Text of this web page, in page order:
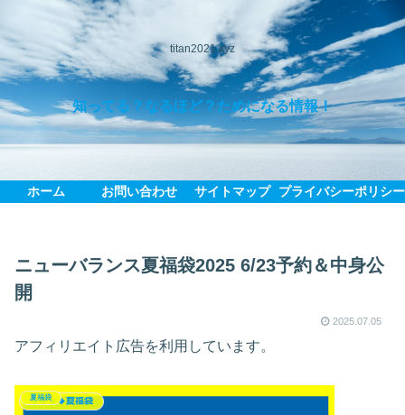
titan2021.xyz
知ってる？なるほど？ためになる情報！
ホーム お問い合わせ サイトマップ プライバシーポリシー
ニューバランス夏福袋2025 6/23予約＆中身公
開
2025.07.05
アフィリエイト広告を利用しています。
夏福袋